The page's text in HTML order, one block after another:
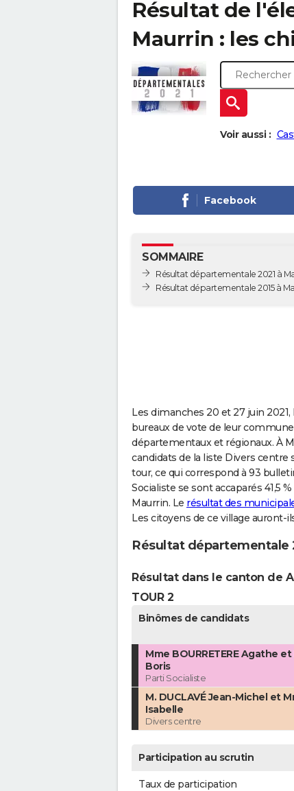
Résultat de
Maurrin : les
Voir aussi :
Facebook
SOMMAIRE
Résultat départementale 2021 à
Résultat départementale 2015 à
Les dimanches 20 et 27 juin
bureaux de vote de leur
départementaux et régionaux. À
candidats de la liste Divers centre
tour, ce qui correspond à 93
Socialiste se sont accaparés 41,5
Maurrin. Le résultat des
Les citoyens de ce village
Résultat départementale
Résultat dans le canton de
TOUR 2
Binômes de candidats
Mme BOURRETERE Agathe et
Boris
Parti Socialiste
M. DUCLAVÉ Jean-Michel et
Isabelle
Divers centre
Participation au scrutin
Taux de participation